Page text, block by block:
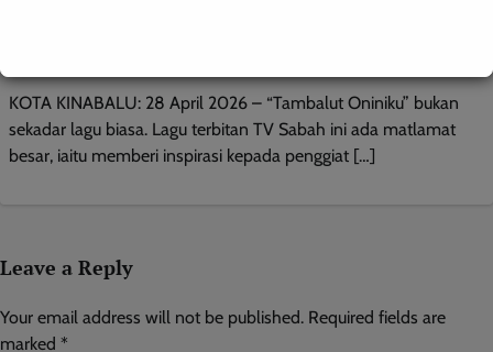
KOTA KINABALU: 28 April 2026 – “Tambalut Oniniku” bukan
sekadar lagu biasa. Lagu terbitan TV Sabah ini ada matlamat
besar, iaitu memberi inspirasi kepada penggiat […]
Leave a Reply
Your email address will not be published. Required fields are
marked *